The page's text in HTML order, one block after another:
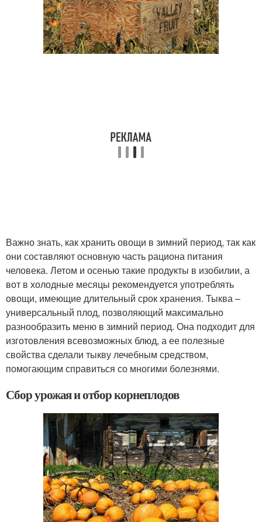
Важно знать, как хранить овощи в зимний период, так как
они составляют основную часть рациона питания
человека. Летом и осенью такие продукты в изобилии, а
вот в холодные месяцы рекомендуется употреблять
овощи, имеющие длительный срок хранения. Тыква –
универсальный плод, позволяющий максимально
разнообразить меню в зимний период. Она подходит для
изготовления всевозможных блюд, а ее полезные
свойства сделали тыкву лечебным средством,
помогающим справиться со многими болезнями.
Сбор урожая и отбор корнеплодов